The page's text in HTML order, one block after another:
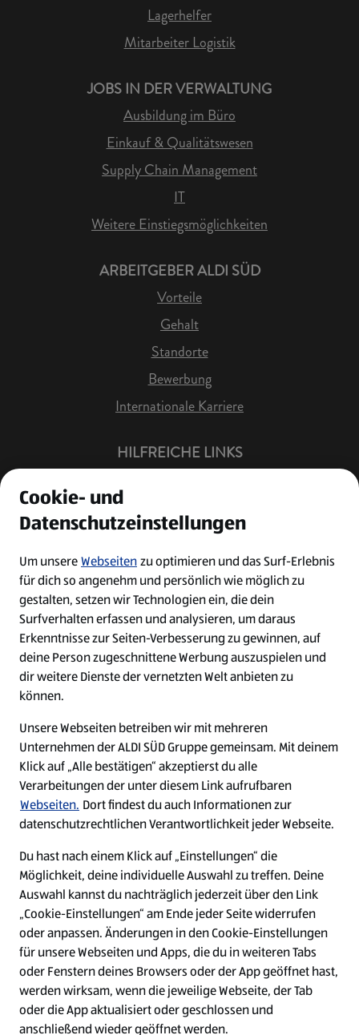
Lagerhelfer
Mitarbeiter Logistik
JOBS IN DER VERWALTUNG
Ausbildung im Büro
Einkauf & Qualitätswesen
Supply Chain Management
IT
Weitere Einstiegsmöglichkeiten
ARBEITGEBER ALDI SÜD
Vorteile
Gehalt
Standorte
Bewerbung
Internationale Karriere
HILFREICHE LINKS
Job Benachrichtigung
Bewerberkonto
Leichte Sprache
Kontakt
W
i
r
d
a
u
f
W
i
r
d
a
u
f
W
i
r
d
a
u
f
W
i
r
d
a
Cookie - Liste
Datenschutz
Cookie- und
Datenschutzeinstellungen
Um unsereWebseitenzu optimieren und das Surf-Erlebnis
für dich so angenehm und persönlich wie möglich zu
gestalten, setzen wir Technologien ein, die dein
Surfverhalten erfassen und analysieren, um daraus
Erkenntnisse zur Seiten-Verbesserung zu gewinnen, auf
deine Person zugeschnittene Werbung auszuspielen und
dir weitere Dienste der vernetzten Welt anbieten zu
können.
Unsere Webseiten betreiben wir mit mehreren
Unternehmen der ALDI SÜD Gruppe gemeinsam. Mit deinem
Klick auf „Alle bestätigen“ akzeptierst du alle
Verarbeitungen der unter diesem Link aufrufbaren
Webseiten. Dort findest du auch Informationen zur
datenschutzrechtlichen Verantwortlichkeit jeder Webseite.
Du hast nach einem Klick auf „Einstellungen“ die
Möglichkeit, deine individuelle Auswahl zu treffen. Deine
Auswahl kannst du nachträglich jederzeit über den Link
„Cookie-Einstellungen“ am Ende jeder Seite widerrufen
oder anpassen. Änderungen in den Cookie-Einstellungen
für unsere Webseiten und Apps, die du in weiteren Tabs
oder Fenstern deines Browsers oder der App geöffnet hast,
werden wirksam, wenn die jeweilige Webseite, der Tab
oder die App aktualisiert oder geschlossen und
anschließend wieder geöffnet werden.